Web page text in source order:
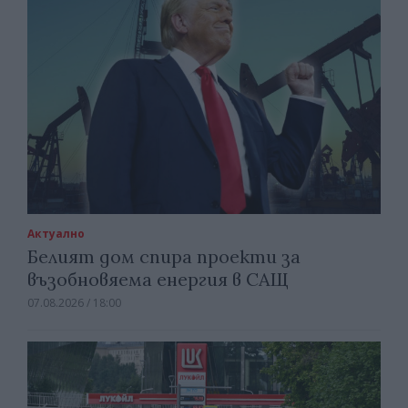
Актуално
Белият дом спира проекти за
възобновяема енергия в САЩ
07.08.2026 / 18:00